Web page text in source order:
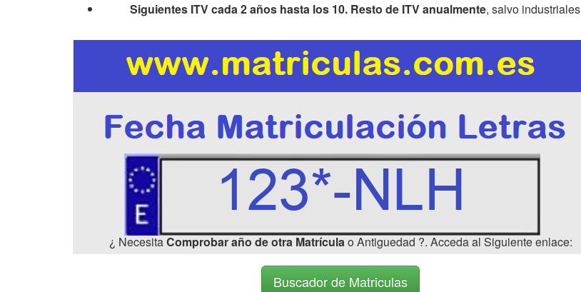
Siguientes ITV cada 2 años hasta los 10. Resto de ITV anualmente, salvo industriales
¿ NecesitaComprobar año de otra Matrículao Antiguedad ?. Acceda al Siguiente enlace:
Buscador de Matriculas